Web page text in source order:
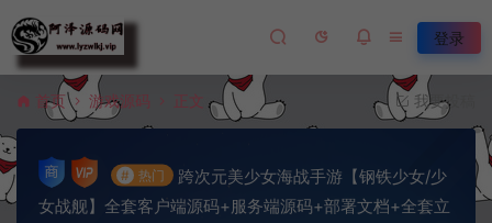
登录
首页 游戏源码 正文 我要投稿
# 热门
跨次元美少女海战手游【钢铁少女/少
女战舰】全套客户端源码+服务端源码+部署文档+全套立